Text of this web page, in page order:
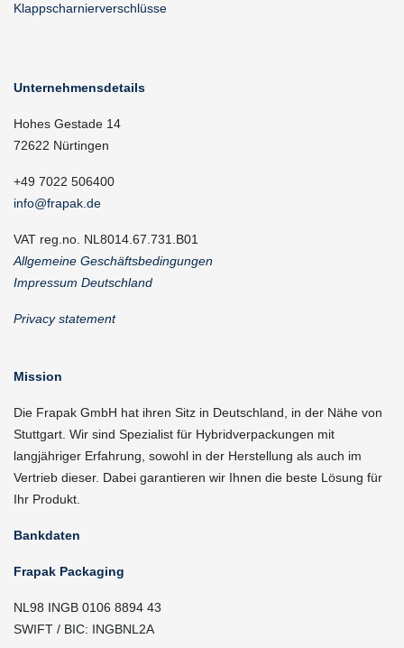
Klappscharnierverschlüsse
Unternehmensdetails
Hohes Gestade 14
72622 Nürtingen
+49 7022 506400
info@frapak.de
VAT reg.no. NL8014.67.731.B01
Allgemeine Geschäftsbedingungen
Impressum Deutschland
Privacy statement
Mission
Die Frapak GmbH hat ihren Sitz in Deutschland, in der Nähe von
Stuttgart. Wir sind Spezialist für Hybridverpackungen mit
langjähriger Erfahrung, sowohl in der Herstellung als auch im
Vertrieb dieser. Dabei garantieren wir Ihnen die beste Lösung für
Ihr Produkt.
Bankdaten
Frapak Packaging
NL98 INGB 0106 8894 43
SWIFT / BIC: INGBNL2A